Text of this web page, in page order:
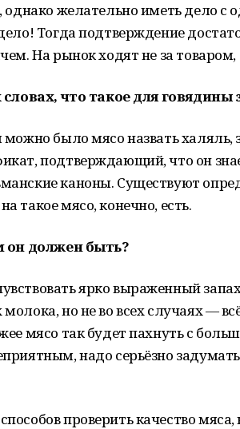
однако желательно иметь дело
Тогда подтверждение
На рынок ходят не за товаром,
что такое для говядины
можно было мясо назвать
подтверждающий, что он
каноны. Существуют
такое мясо, конечно, есть.
он должен быть?
ярко выраженный
но не во всех случаях —
мясо так будет пахнуть с
надо серьёзно
проверить качество мяса,